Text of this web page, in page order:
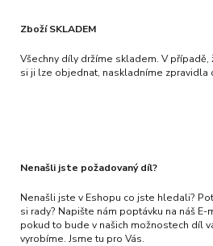
Zboží SKLADEM
Všechny díly držíme skladem. V
si ji lze objednat, naskladníme zpravidla
Nenašli jste požadovaný díl?
Nenašli jste v Eshopu co jste hledali?
si rady? Napište nám poptávku na náš
pokud to bude v našich možnostech díl
vyrobíme. Jsme tu pro Vás.